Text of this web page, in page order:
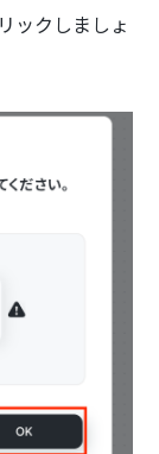
ックしましょ